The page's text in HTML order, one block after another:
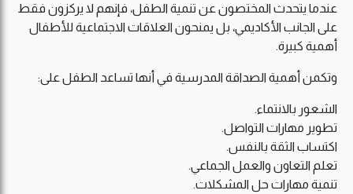
عندما يتحدث المختصون عن تنمية الطفل، فإنهم لا يركزون فقط
على الجانب الأكاديمي، بل يمنحون العلاقات الاجتماعية للأطفال
أهمية كبيرة.
وتكمن أهمية الصداقة المدرسية في أنها تساعد الطفل على:
الشعور بالانتماء.
تطوير مهارات التواصل.
اكتساب الثقة بالنفس.
تعلم التعاون والعمل الجماعي.
تنمية مهارات حل المشكلات.